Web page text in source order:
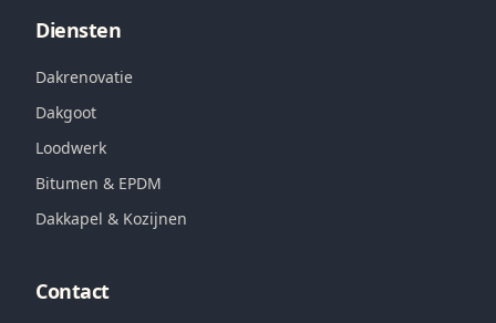
Diensten
Dakrenovatie
Dakgoot
Loodwerk
Bitumen & EPDM
Dakkapel & Kozijnen
Contact